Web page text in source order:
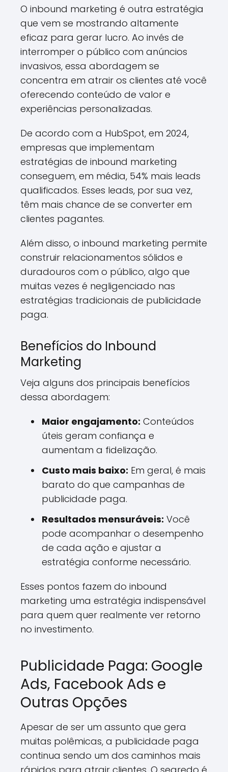
O inbound marketing é outra estratégia
que vem se mostrando altamente
eficaz para gerar lucro. Ao invés de
interromper o público com anúncios
invasivos, essa abordagem se
concentra em atrair os clientes até você
oferecendo conteúdo de valor e
experiências personalizadas.
De acordo com a HubSpot, em 2024,
empresas que implementam
estratégias de inbound marketing
conseguem, em média, 54% mais leads
qualificados. Esses leads, por sua vez,
têm mais chance de se converter em
clientes pagantes.
Além disso, o inbound marketing permite
construir relacionamentos sólidos e
duradouros com o público, algo que
muitas vezes é negligenciado nas
estratégias tradicionais de publicidade
paga.
Benefícios do Inbound
Marketing
Veja alguns dos principais benefícios
dessa abordagem:
Maior engajamento: Conteúdos
úteis geram confiança e
aumentam a fidelização.
Custo mais baixo: Em geral, é mais
barato do que campanhas de
publicidade paga.
Resultados mensuráveis: Você
pode acompanhar o desempenho
de cada ação e ajustar a
estratégia conforme necessário.
Esses pontos fazem do inbound
marketing uma estratégia indispensável
para quem quer realmente ver retorno
no investimento.
Publicidade Paga: Google
Ads, Facebook Ads e
Outras Opções
Apesar de ser um assunto que gera
muitas polêmicas, a publicidade paga
continua sendo um dos caminhos mais